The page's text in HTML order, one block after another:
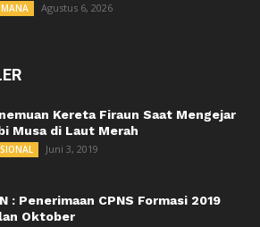
Agustus 6, 2026
Kereta Firaun Saat Mengejar
Musa di Laut Merah
Juni 3, 2019
: Penerimaan CPNS Formasi 2019
Oktober